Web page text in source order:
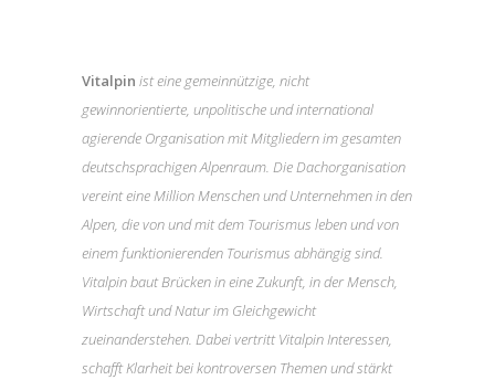
Vitalpin ist eine gemeinnützige, nicht
gewinnorientierte, unpolitische und international
agierende Organisation mit Mitgliedern im gesamten
deutschsprachigen Alpenraum. Die Dachorganisation
vereint eine Million Menschen und Unternehmen in den
Alpen, die von und mit dem Tourismus leben und von
einem funktionierenden Tourismus abhängig sind.
Vitalpin baut Brücken in eine Zukunft, in der Mensch,
Wirtschaft und Natur im Gleichgewicht
zueinanderstehen. Dabei vertritt Vitalpin Interessen,
schafft Klarheit bei kontroversen Themen und stärkt